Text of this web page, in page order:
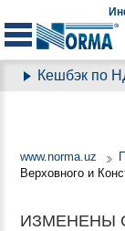
Кешбэк по
www.norma.uz
Верховного и
ИЗМЕНЕНЫ